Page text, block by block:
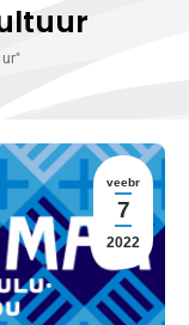
veebr
7
2022